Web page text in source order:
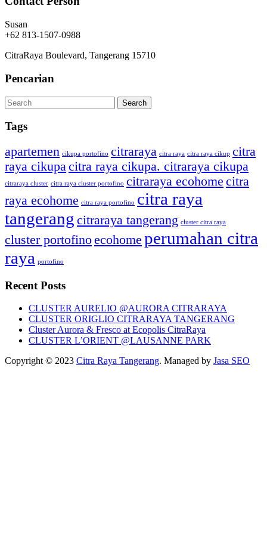
Susan
+62 813-1507-0988
CitraRaya Boulevard, Tangerang 15710
Pencarian
Tags
apartemen cikupa portofino citraraya citra raya citra raya cikup citra
raya cikupacitra raya cikupa. citraraya cikupa
citraraya cluster citra raya cluster portofino citraraya ecohome citra
raya ecohome citra raya portofino citra raya
tangerang citraraya tangerang cluster citra raya
cluster portofinoecohome perumahan citra
raya portofino
Recent Posts
CLUSTER AURELIO @AURORA CITRARAYA
CLUSTER ORIGLIO CITRARAYA TANGERANG
Cluster Aurora & Fresco at Ecopolis CitraRaya
CLUSTER L’ORIENT @LAUSANNE PARK
Copyright © 2023 Citra Raya Tangerang. Managed by Jasa SEO